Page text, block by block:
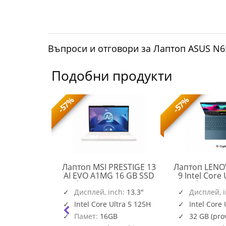
Въпроси и отговори за Лаптоп ASUS
Подобни продукти
83KT001ABM
-57%
Лаптоп MSI PRESTIGE 13
AI EVO A1MG 16 GB SSD
Windows 11 Home 512 GB
512 GBPRESTIGE
13
AI
Дисплей, inch: 13.3"
Intel Core Ultra 5 125H
Памет: 16GB
-57%
Лаптоп
9 Intel Core
14inch
120Hz Touch
1TB PCIe
Teal 32 GB
Pro
Дисплей,
Intel Core
32 GB